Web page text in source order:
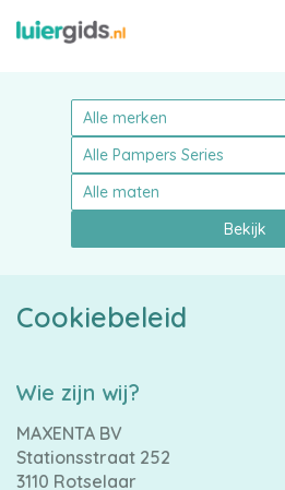
Bekijk
Cookiebeleid
Wie zijn wij?
MAXENTA BV
Stationsstraat 252
3110 Rotselaar